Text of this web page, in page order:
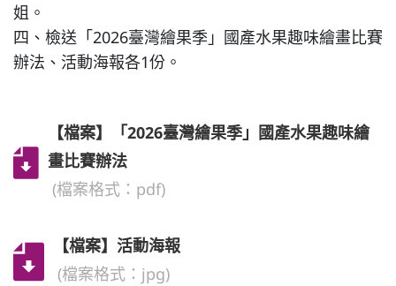
姐。
四、檢送「2026臺灣繪果季」國產水果趣味繪畫比賽
辦法、活動海報各1份。
【檔案】「2026臺灣繪果季」國產水果趣味繪
畫比賽辦法
(檔案格式：pdf)
【檔案】活動海報
(檔案格式：jpg)